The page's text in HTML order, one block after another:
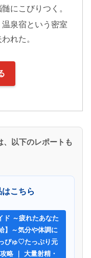
にこびりつく。
泉宿という密室
れた。
、以下のレポートも
こちら
～疲れたあなた
】～気分や体調に
ぴゅ♡たっぷり元
略 ｜ 大量射精・